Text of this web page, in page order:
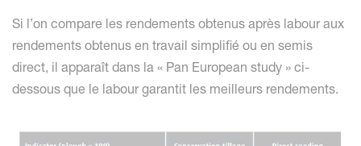
Si l’on compare les rendements obtenus après labour aux
rendements obtenus en travail simplifié ou en semis
direct, il apparaît dans la « Pan European study » ci-
dessous que le labour garantit les meilleurs rendements.